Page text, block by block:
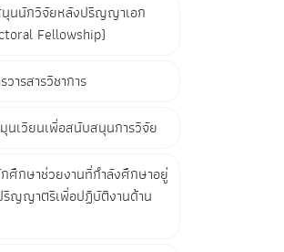
นนักวิจัยหลังปริญญาเอก
Fellowship)
วารสารวิชาการ
นเวียนเพื่อสนับสนุนการวิจัย
กศึกษาช่วยงานที่กำลังศึกษาอยู่
ริญญาตรีเพื่อปฏิบัติงานด้าน